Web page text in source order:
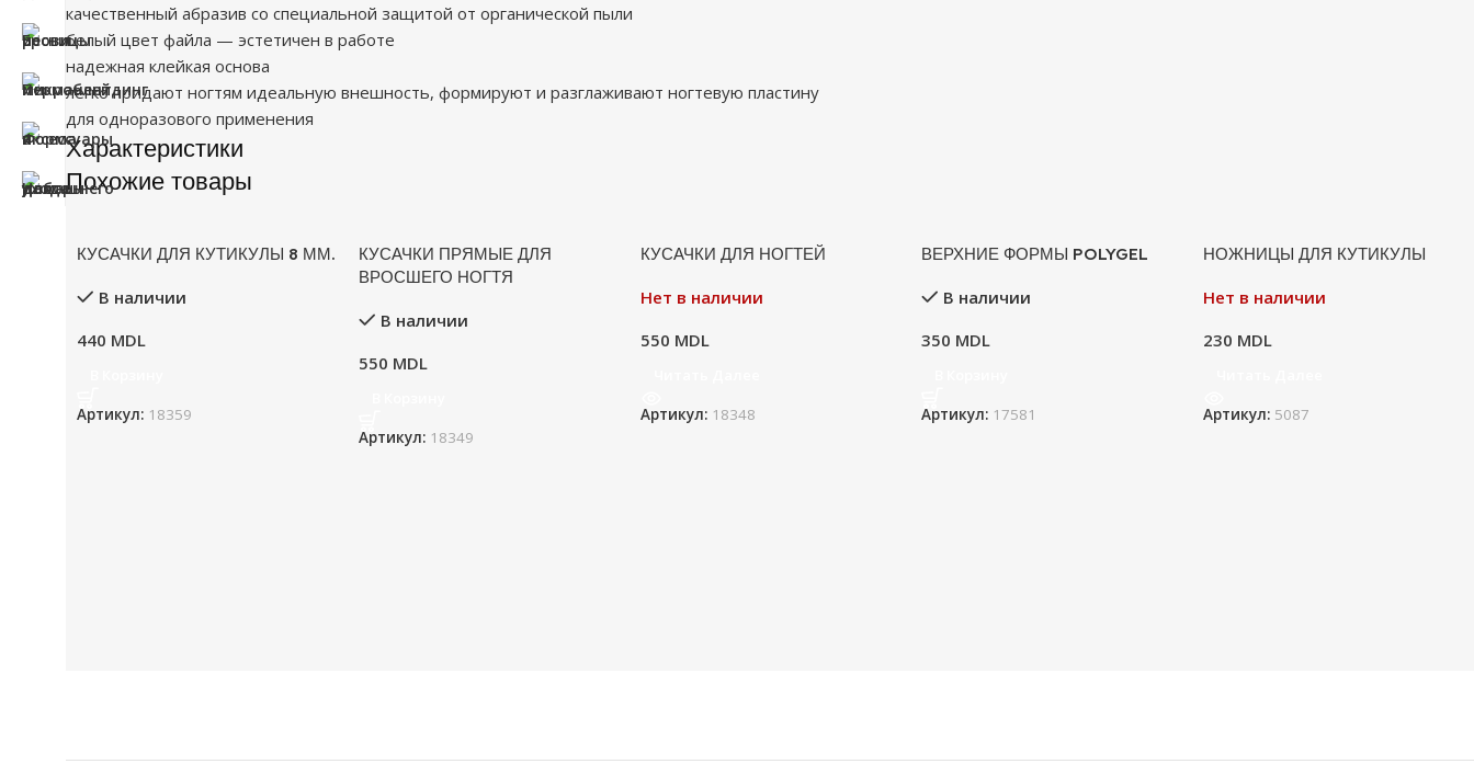
качественный абразив со специальной защитой от органической пыли
белый цвет файла — эстетичен в работе
надежная клейкая основа
легко придают ногтям идеальную внешность, формируют и разглаживают ногтевую пластину
для одноразового применения
Характеристики
Похожие товары
КУСАЧКИ ДЛЯ КУТИКУЛЫ 8 ММ.
В наличии
440 MDL
Артикул: 18359
КУСАЧКИ ПРЯМЫЕ ДЛЯ
ВРОСШЕГО НОГТЯ
В наличии
550 MDL
Артикул: 18349
КУСАЧКИ ДЛЯ НОГТЕЙ
Нет в наличии
550 MDL
Артикул: 18348
ВЕРХНИЕ ФОРМЫ POLYGEL
В наличии
350 MDL
Артикул: 17581
НОЖНИЦЫ ДЛЯ КУТИКУЛЫ
Нет в наличии
230 MDL
Артикул: 5087